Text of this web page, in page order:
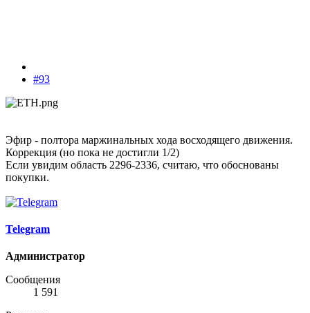
#93
Эфир - полтора маржинальных хода восходящего движения.
Коррекция (но пока не достигли 1/2)
Если увидим область 2296-2336, считаю, что обоснованы
покупки.
Telegram
Администратор
Сообщения
1 591